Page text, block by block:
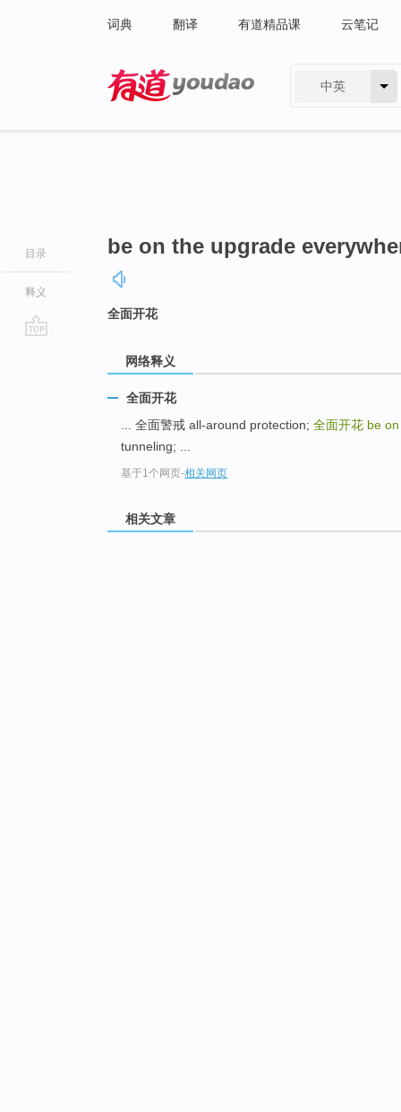
词典 翻译 有道精品课 云笔记
中英
目录
释义
be on the upgrade
全面开花
网络释义
全面开花
... 全面警戒 all-around protection; 全面开花 be
tunneling; ...
基于1个网页-相关网页
相关文章